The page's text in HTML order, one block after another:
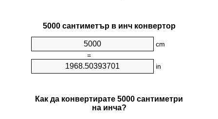
5000 сантиметър в инч конвертор
cm
=
in
Как да конвертирате 5000 сантиметри
на инча?